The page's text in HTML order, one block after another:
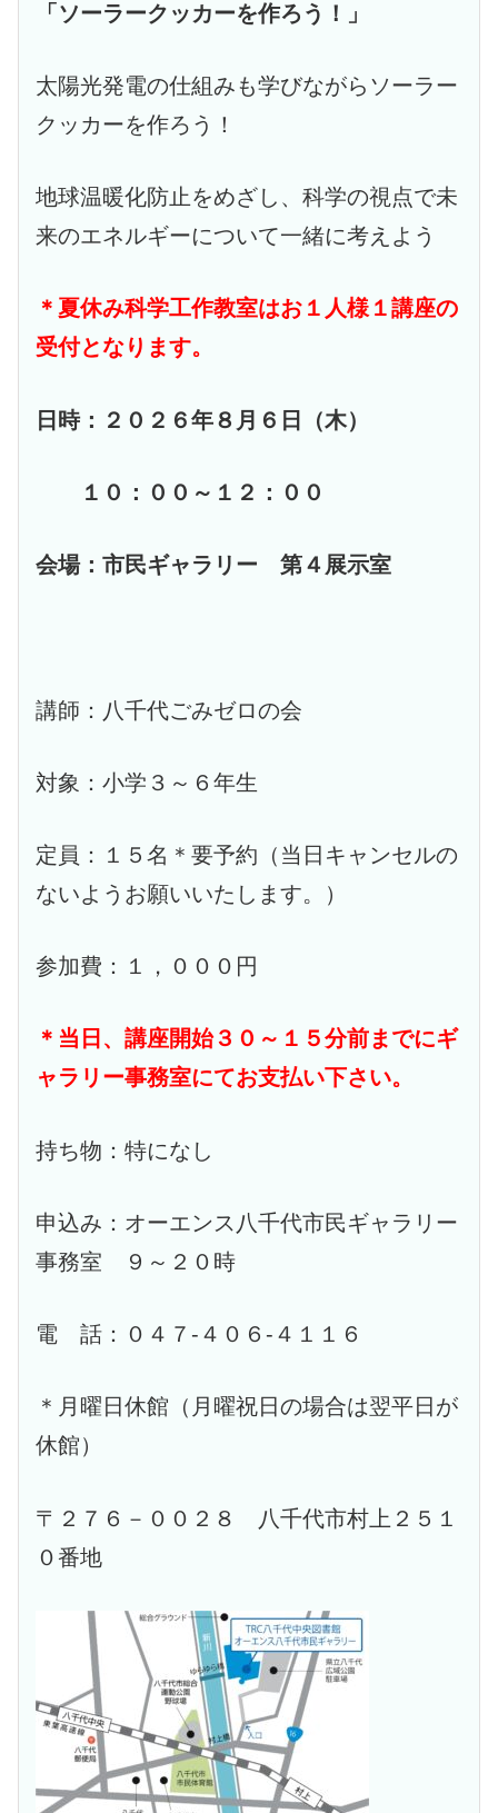
「ソーラークッカーを作ろう！」
太陽光発電の仕組みも学びながらソーラー
クッカーを作ろう！
地球温暖化防止をめざし、科学の視点で未
来のエネルギーについて一緒に考えよう
＊夏休み科学工作教室はお１人様１講座の
受付となります。
日時：２０２６年８月６日（木）
１０：００～１２：００
会場：市民ギャラリー 第４展示室
講師：八千代ごみゼロの会
対象：小学３～６年生
定員：１５名＊要予約（当日キャンセルの
ないようお願いいたします。）
参加費：１，０００円
＊当日、講座開始３０～１５分前までにギ
ャラリー事務室にてお支払い下さい。
持ち物：特になし
申込み：オーエンス八千代市民ギャラリー
事務室 ９～２０時
電 話：０４７-４０６-４１１６
＊月曜日休館（月曜祝日の場合は翌平日が
休館）
〒２７６－００２８ 八千代市村上２５１
０番地